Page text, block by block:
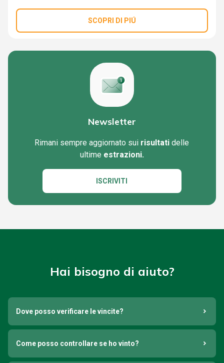
SCOPRI DI PIÚ
Newsletter
Rimani sempre aggiornato sui risultati delle
ultime estrazioni.
ISCRIVITI
Hai bisogno di aiuto?
Dove posso verificare le vincite?
Come posso controllare se ho vinto?